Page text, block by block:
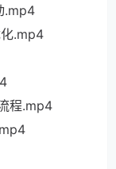
.mp4
.mp4
程.mp4